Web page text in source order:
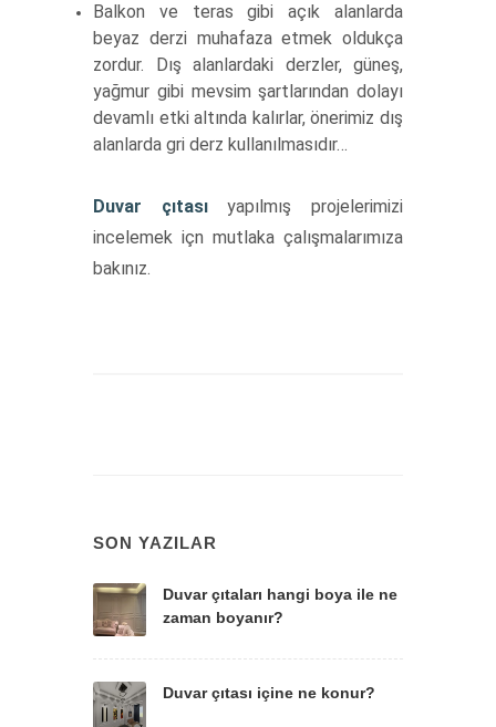
Balkon ve teras gibi açık alanlarda
beyaz derzi muhafaza etmek oldukça
zordur. Dış alanlardaki derzler, güneş,
yağmur gibi mevsim şartlarından dolayı
devamlı etki altında kalırlar, önerimiz dış
alanlarda gri derz kullanılmasıdır…
Duvar çıtasıyapılmış projelerimizi
incelemek içn mutlaka çalışmalarımıza
bakınız.
SON YAZILAR
Duvar çıtaları hangi boya ile ne
zaman boyanır?
Duvar çıtası içine ne konur?